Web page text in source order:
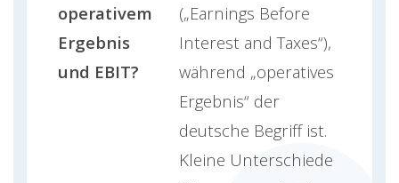
operativem
Ergebnis
und EBIT?
(„Earnings Before
Interest and Taxes“),
während „operatives
Ergebnis“ der
deutsche Begriff ist.
Kleine Unterschiede